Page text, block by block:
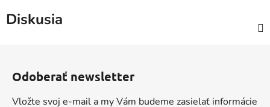
Diskusia
Odoberať newsletter
Vložte svoj e-mail a my Vám budeme zasielať informácie